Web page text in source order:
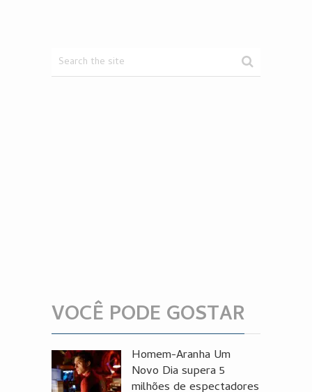
VOCÊ PODE GOSTAR
Homem-Aranha Um
Novo Dia supera 5
milhões de espectadores